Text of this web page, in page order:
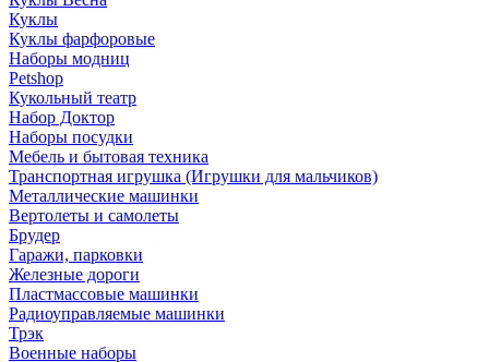
Куклы
Куклы фарфоровые
Наборы модниц
Petshop
Кукольный театр
Набор Доктор
Наборы посудки
Мебель и бытовая техника
Транспортная игрушка (Игрушки для мальчиков)
Металлические машинки
Вертолеты и самолеты
Брудер
Гаражи, парковки
Железные дороги
Пластмассовые машинки
Радиоуправляемые машинки
Трэк
Военные наборы